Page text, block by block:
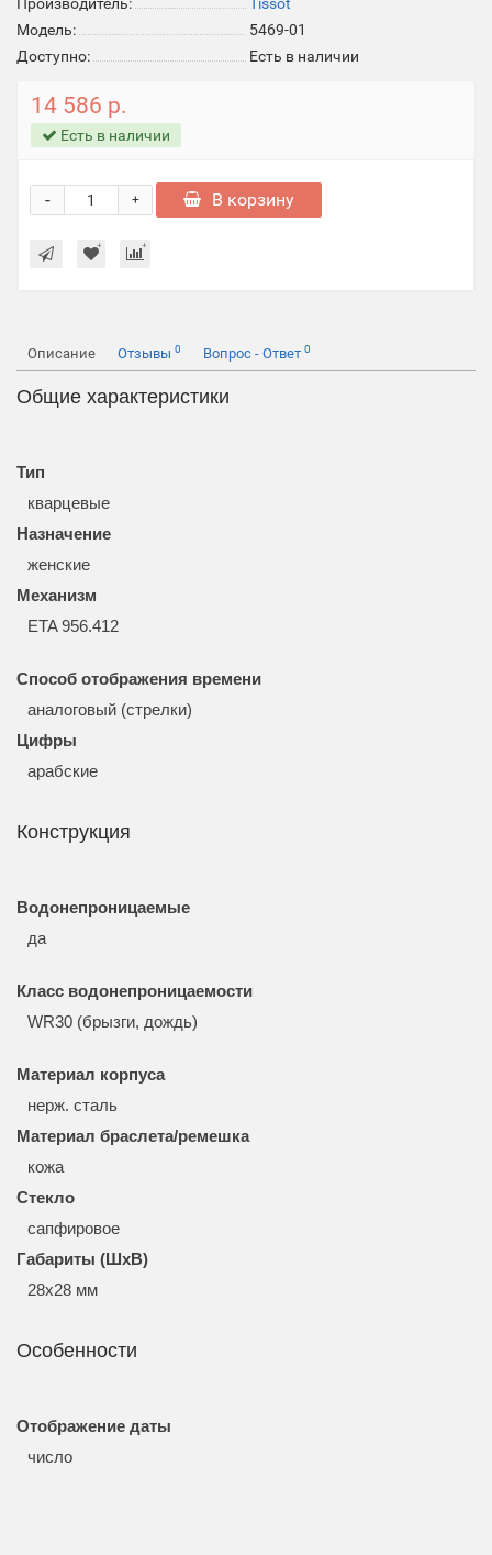
Модель:
5469-01
Доступно:
Есть в наличии
14 586 р.
Есть в наличии
+
- В корзину
Описание Отзывы 0 Вопрос - Ответ 0
Общие характеристики
Тип
кварцевые
Назначение
женские
Механизм
ETA 956.412
Способ отображения времени
аналоговый (стрелки)
Цифры
арабские
Конструкция
Водонепроницаемые
да
Класс водонепроницаемости
WR30 (брызги, дождь)
Материал корпуса
нерж. сталь
Материал браслета/ремешка
кожа
Стекло
сапфировое
Габариты (ШхВ)
28x28 мм
Особенности
Отображение даты
число